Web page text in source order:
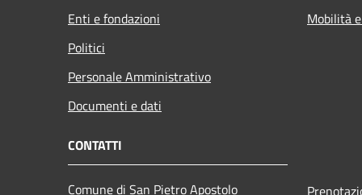
Enti e fondazioni
Politici
Personale Amministrativo
Documenti e dati
Mobilità
CONTATTI
Comune di San Pietro Apostolo